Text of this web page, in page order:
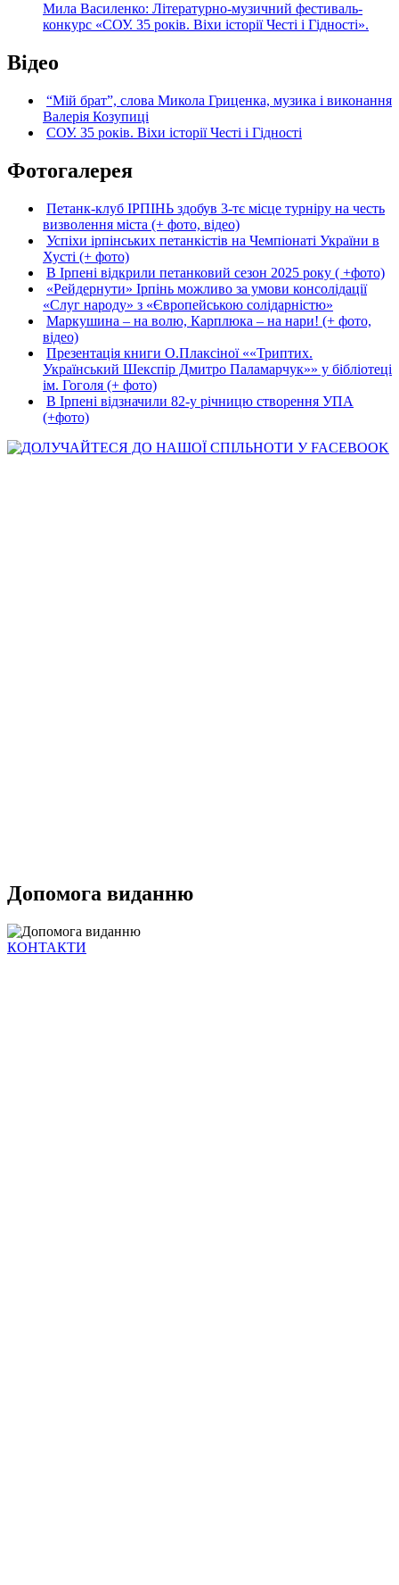
Мила Василенко: Літературно-музичний фестиваль-
конкурс «СОУ. 35 років. Віхи історії Честі і Гідності».
Відео
“Мій брат”, слова Микола Гриценка, музика і виконання
Валерія Козупиці
СОУ. 35 років. Віхи історії Честі і Гідності
Фотогалерея
Петанк-клуб ІРПІНЬ здобув 3-тє місце турніру на честь
визволення міста (+ фото, відео)
Успіхи ірпінських петанкістів на Чемпіонаті України в
Хусті (+ фото)
В Ірпені відкрили петанковий сезон 2025 року ( +фото)
«Рейдернути» Ірпінь можливо за умови консолідації
«Слуг народу» з «Європейською солідарністю»
Маркушина – на волю, Карплюка – на нари! (+ фото,
відео)
Презентація книги О.Плаксіної ««Триптих.
Український Шекспір Дмитро Паламарчук»» у бібліотеці
ім. Гоголя (+ фото)
В Ірпені відзначили 82-у річницю створення УПА
(+фото)
Допомога виданню
КОНТАКТИ